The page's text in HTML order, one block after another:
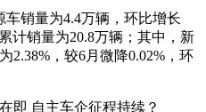
销量为4.4万辆，环比增长
计销量为20.8万辆；其中，新
2.38%，较6月微降0.02%，环